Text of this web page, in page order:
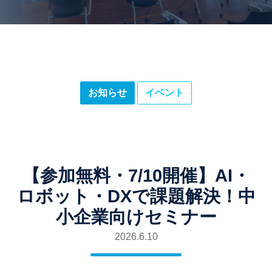
お知らせ イベント
【参加無料・7/10開催】AI・
ロボット・DXで課題解決！中
小企業向けセミナー
2026.6.10